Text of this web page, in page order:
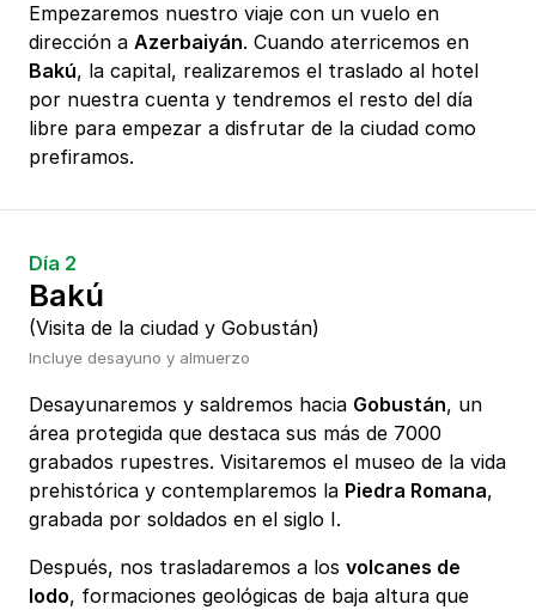
Empezaremos nuestro viaje con un vuelo en
dirección a Azerbaiyán. Cuando aterricemos en
Bakú, la capital, realizaremos el traslado al hotel
por nuestra cuenta y tendremos el resto del día
libre para empezar a disfrutar de la ciudad como
prefiramos.
Día 2
Bakú
(Visita de la ciudad y Gobustán)
Incluye desayuno y almuerzo
Desayunaremos y saldremos hacia Gobustán, un
área protegida que destaca sus más de 7000
grabados rupestres. Visitaremos el museo de la vida
prehistórica y contemplaremos la Piedra Romana,
grabada por soldados en el siglo I.
Después, nos trasladaremos a los volcanes de
lodo, formaciones geológicas de baja altura que